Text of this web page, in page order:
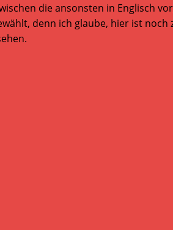
die ansonsten in Englisch
denn ich glaube, hier ist noch